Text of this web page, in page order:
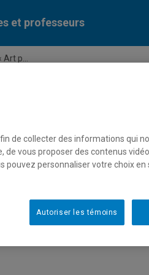
et professeurs
p...
professeures et professeurs par
»
de collecter des informations qui
de vous proposer des contenus
pouvez personnaliser votre choix
Autoriser les témoins